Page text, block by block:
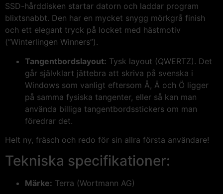
SSD-hårddisken startar datorn och laddar program
blixtsnabbt. Den har en mycket snygg mörkgrå finish
och ett elegant tryck på locket med hästmotiv
(”Winterlingen Winners”).
Tangentbordslayout: Tysk layout (QWERTZ). Det
går självklart jättebra att skriva på svenska i
Windows som vanligt eftersom Å, Ä och Ö ligger
på samma fysiska tangenter, eller så kan man
använda billiga tangentbordsstickers om man
föredrar det.
Helt ny, fräsch och redo för sin allra första användare!
Tekniska specifikationer:
Märke: Terra (Wortmann AG)